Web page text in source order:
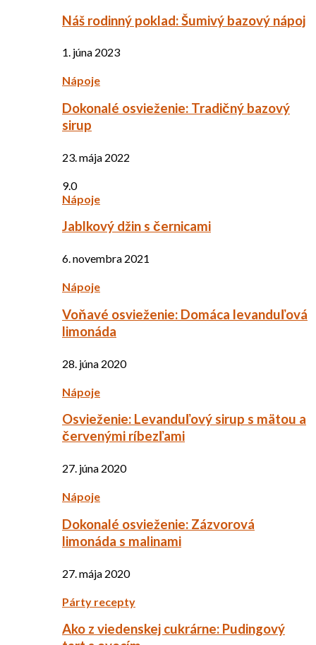
Náš rodinný poklad: Šumivý bazový nápoj
1. júna 2023
Nápoje
Dokonalé osvieženie: Tradičný bazový
sirup
23. mája 2022
9.0
Nápoje
Jablkový džin s černicami
6. novembra 2021
Nápoje
Voňavé osvieženie: Domáca levanduľová
limonáda
28. júna 2020
Nápoje
Osvieženie: Levanduľový sirup s mätou a
červenými ríbezľami
27. júna 2020
Nápoje
Dokonalé osvieženie: Zázvorová
limonáda s malinami
27. mája 2020
Párty recepty
Ako z viedenskej cukrárne: Pudingový